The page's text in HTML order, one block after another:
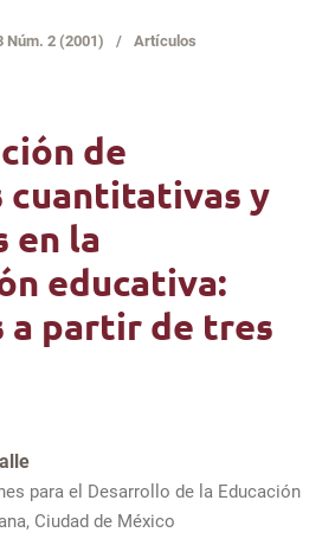
Núm. 2 (2001) / Artículos
de
cuantitativas y
en la
educativa:
a partir de tres
para el Desarrollo de la Educación
Ciudad de México